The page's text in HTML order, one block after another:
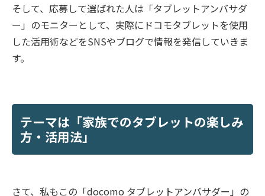
そして、応募して選ばれた人は「タブレットアンバサダ
ー」のモニターとして、実際にドコモタブレットを使用
した活用術などをSNSやブログで情報を発信していきま
す。
テーマは「家族でのタブレットの楽しみ
方・活用法」
さて、私もこの「docomo タブレットアンバサダー」の